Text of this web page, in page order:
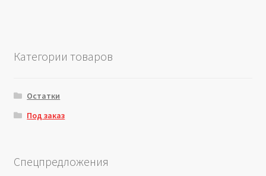
Категории товаров
Остатки
Под заказ
Спецпредложения